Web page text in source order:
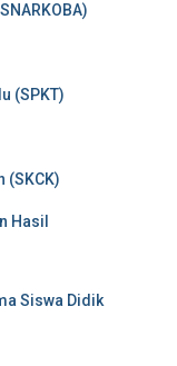
(SPKT)
(SKCK)
Hasil
Siswa Didik